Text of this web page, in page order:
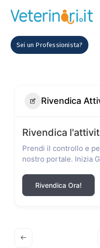
Sei un Professionista?
Rivendica
Rivendica
Prendi il controllo e
nostro portale. Inizia
Rivendica Ora!